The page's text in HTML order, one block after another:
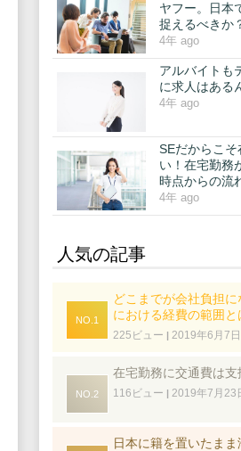
ヤフー。日本
捉えるべきか
4年 ago
アルバイトも
に求人はある
4年 ago
SEだからこ
い！在宅勤務
時点からの流
4年 ago
人気の記事
どこまでが会社負担
における経費の範囲と
225ビュー | 2019年6月7
在宅勤務に交通費は支
116ビュー | 2019年7月23
日本に籍を置いたま